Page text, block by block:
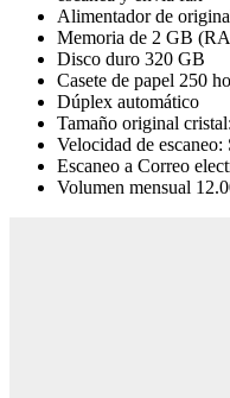
Alimentador de
Memoria de 2 GB
Disco duro 320 GB
Casete de papel 250
Dúplex automático
Tamaño original
Velocidad de
Escaneo a Correo
Volumen mensual